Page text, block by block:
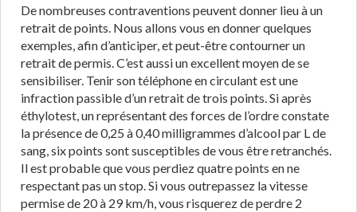
De nombreuses contraventions peuvent donner lieu à un
retrait de points. Nous allons vous en donner quelques
exemples, afin d’anticiper, et peut-être contourner un
retrait de permis. C’est aussi un excellent moyen de se
sensibiliser. Tenir son téléphone en circulant est une
infraction passible d’un retrait de trois points. Si après
éthylotest, un représentant des forces de l’ordre constate
la présence de 0,25 à 0,40 milligrammes d’alcool par L de
sang, six points sont susceptibles de vous être retranchés.
Il est probable que vous perdiez quatre points en ne
respectant pas un stop. Si vous outrepassez la vitesse
permise de 20 à 29 km/h, vous risquerez de perdre 2